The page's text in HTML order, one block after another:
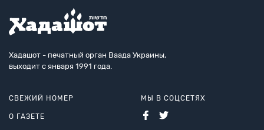
Хадашот - печатный орган Ваада Украины,
выходит с января 1991 года.
СВЕЖИЙ НОМЕР
О ГАЗЕТЕ
МЫ В СОЦСЕТЯХ